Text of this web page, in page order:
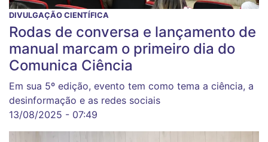
DIVULGAÇÃO CIENTÍFICA
Rodas de conversa e lançamento de
manual marcam o primeiro dia do
Comunica Ciência
Em sua 5º edição, evento tem como tema a ciência, a
desinformação e as redes sociais
13/08/2025 - 07:49